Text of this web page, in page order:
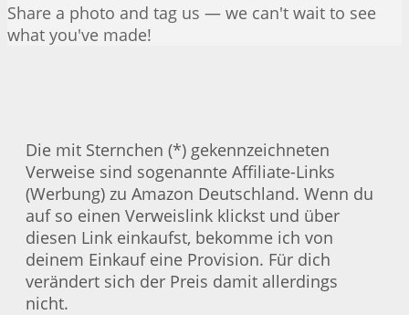
Share a photo and tag us — we can't wait to see
what you've made!
Die mit Sternchen (*) gekennzeichneten
Verweise sind sogenannte Affiliate-Links
(Werbung) zu Amazon Deutschland. Wenn du
auf so einen Verweislink klickst und über
diesen Link einkaufst, bekomme ich von
deinem Einkauf eine Provision. Für dich
verändert sich der Preis damit allerdings
nicht.